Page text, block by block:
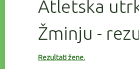
Atletska
Žminju -
Rezultati žene.